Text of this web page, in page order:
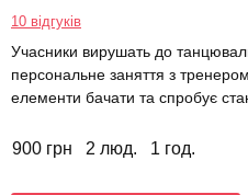
10 відгуків
Учасники вирушать до
персональне заняття з
елементи бачати та спробує
900 грн 2 люд. 1 год.